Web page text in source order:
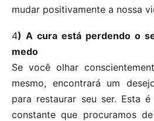
mudar positivamente a nossa
4) A cura está perdendo o
medo
Se você olhar
mesmo, encontrará um
para restaurar seu ser. Esta
constante que procuramos